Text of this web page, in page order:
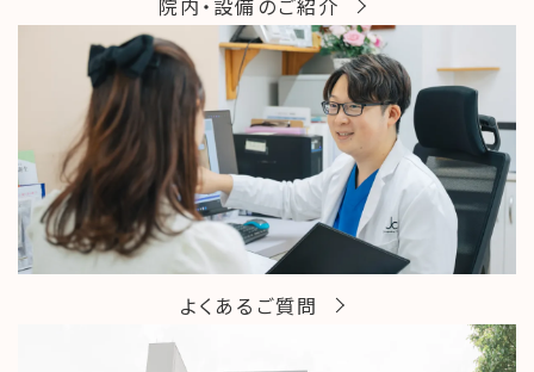
院内・設備のご紹介
よくあるご質問